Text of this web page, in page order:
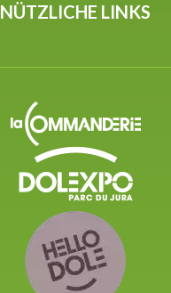
NÜTZLICHE LINKS